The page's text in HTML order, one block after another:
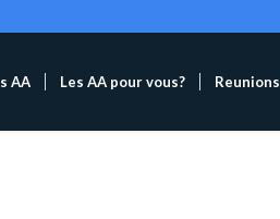
AA Les AA pour vous? Reunions